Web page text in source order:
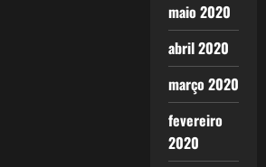
maio 2020
abril 2020
março 2020
fevereiro
2020